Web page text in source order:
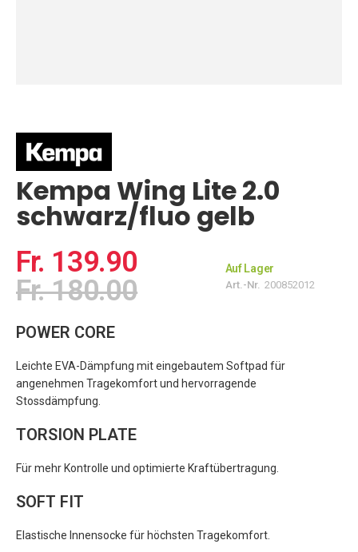
Bildgalerie
springen
Kempa Wing Lite 2.0
schwarz/fluo gelb
Fr. 139.90
Fr. 180.00
Auf Lager
Art.-Nr. 200852012
POWER CORE
Leichte EVA-Dämpfung mit eingebautem Softpad für
angenehmen Tragekomfort und hervorragende
Stossdämpfung.
TORSION PLATE
Für mehr Kontrolle und optimierte Kraftübertragung.
SOFT FIT
Elastische Innensocke für höchsten Tragekomfort.